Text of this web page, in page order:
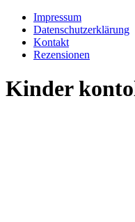
Impressum
Datenschutzerklärung
Kontakt
Rezensionen
Kinder